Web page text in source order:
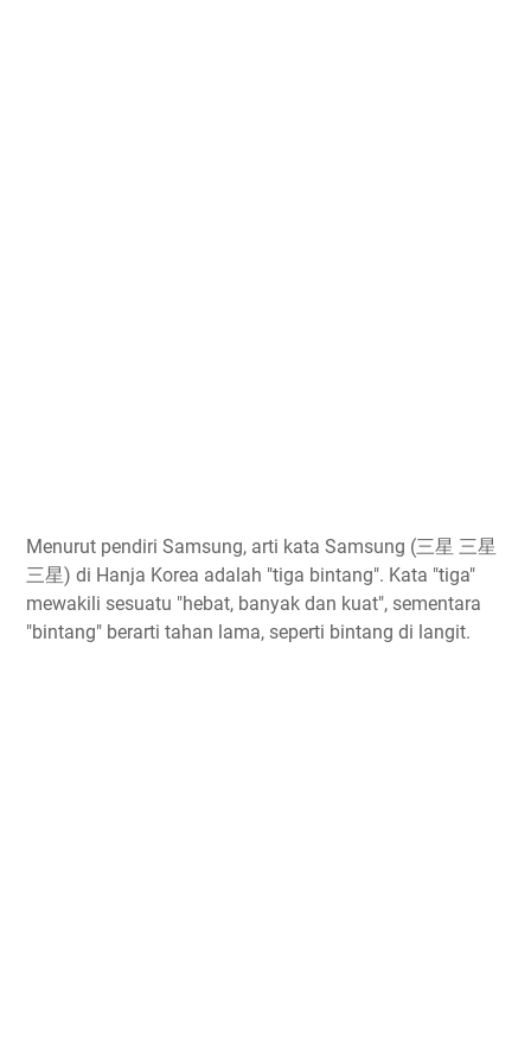
Menurut pendiri Samsung, arti kata Samsung (三星 三星
三星) di Hanja Korea adalah "tiga bintang". Kata "tiga"
mewakili sesuatu "hebat, banyak dan kuat", sementara
"bintang" berarti tahan lama, seperti bintang di langit.